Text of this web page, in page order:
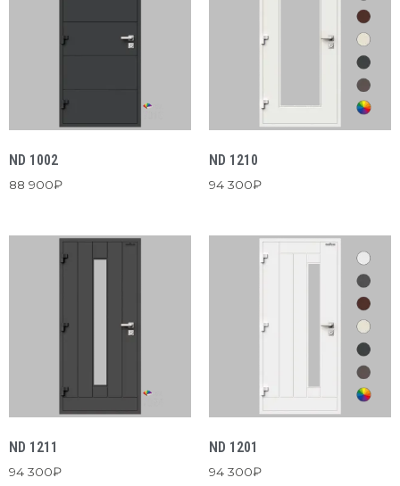
ND 1002
88 900₽
ND 1210
94 300₽
ND 1211
94 300₽
ND 1201
94 300₽